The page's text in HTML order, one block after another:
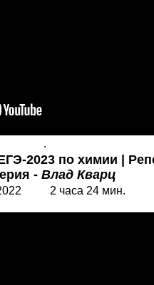
.
2023 по химии |
- Влад Кварц
2 часа 24 мин.